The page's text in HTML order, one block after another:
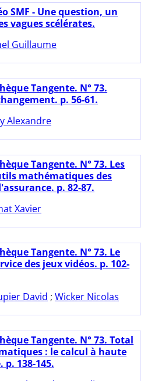
SMF - Une question, un
vagues scélérates.
Guillaume
Tangente. N° 73.
p. 56-61.
Alexandre
Tangente. N° 73. Les
mathématiques des
p. 82-87.
Xavier
Tangente. N° 73. Le
des jeux vidéos. p. 102-
David ; Wicker Nicolas
Tangente. N° 73. Total
: le calcul à haute
138-145.